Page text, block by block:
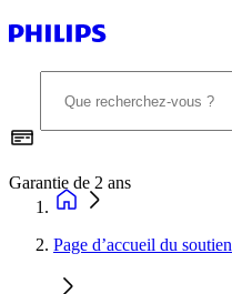
Garantie de 2 ans
Page d’accueil du soutien